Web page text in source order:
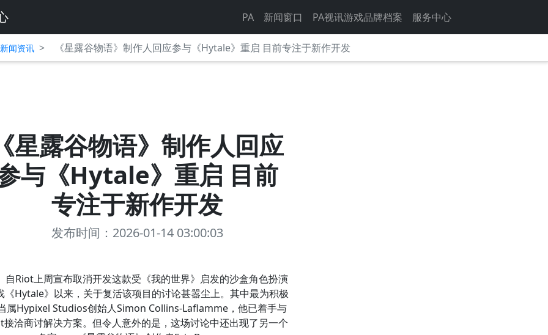
PA 新闻窗口 PA视讯游戏品牌档案 服务中心
闻资讯 > 《星露谷物语》制作人回应参与《Hytale》重启 目前专注于新作开发
星露谷物语》制作人回应
与《Hytale》重启 目前
专注于新作开发
发布时间：2026-01-14 03:00:03
自Riot上周宣布取消开发这款受《我的世界》启发的沙盒角色扮演
《Hytale》以来，关于复活该项目的讨论甚嚣尘上。其中最为积极
属Hypixel Studios创始人Simon Collins-Laflamme，他已着手与
接洽商讨解决方案。但令人意外的是，这场讨论中还出现了另一个